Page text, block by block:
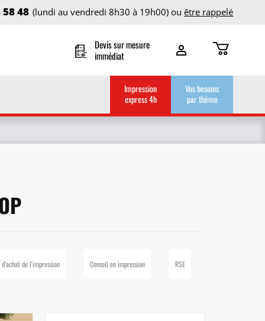
58 48 (lundi au vendredi 8h30 à 19h00) ouêtre rappelé
Devis sur mesure
immédiat
Impression
express 4h
Vos besoins
par thème
d'achat de l'impression Conseil en impression RSE